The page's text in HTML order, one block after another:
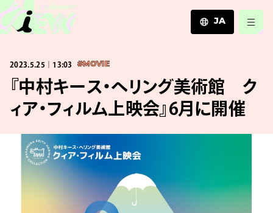
JA
ZH
2023.5.25｜13:03 #MOVIE
『中村キース・ヘリング美術館 ク
ィア・フィルム上映会』6月に開催